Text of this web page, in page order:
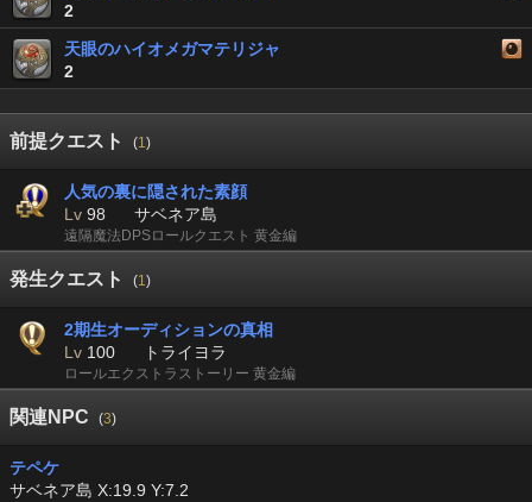
2
天眼のハイオメガマテリジャ
2
前提クエスト (1)
人気の裏に隠された素顔
Lv 98 サベネア島
遠隔魔法DPSロールクエスト 黄金編
発生クエスト (1)
2期生オーディションの真相
Lv 100 トライヨラ
ロールエクストラストーリー 黄金編
関連NPC (3)
テペケ
サベネア島 X:19.9 Y:7.2